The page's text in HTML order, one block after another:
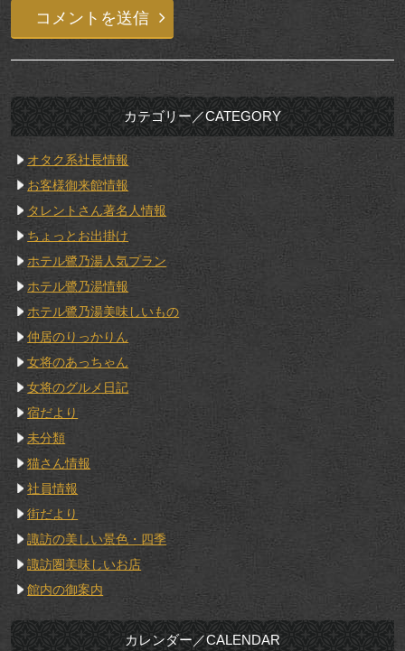
カテゴリー／CATEGORY
オタク系社長情報
お客様御来館情報
タレントさん著名人情報
ちょっとお出掛け
ホテル鷺乃湯人気プラン
ホテル鷺乃湯情報
ホテル鷺乃湯美味しいもの
仲居のりっかりん
女将のあっちゃん
女将のグルメ日記
宿だより
未分類
猫さん情報
社員情報
街だより
諏訪の美しい景色・四季
諏訪圏美味しいお店
館内の御案内
カレンダー／CALENDAR